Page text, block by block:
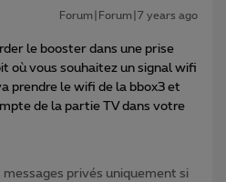
Forum|Forum|7 years ago
le booster dans une prise
où vous souhaitez un signal wifi
prendre le wifi de la bbox3 et
de la partie TV dans votre
messages privés uniquement si